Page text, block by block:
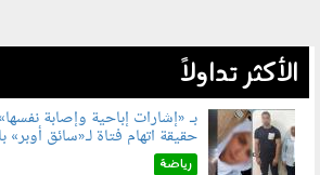
الأكثر تداولاً
060804.jpg
بـ «إشارات إباحية وإصابة
حقيقة اتهام فتاة لـ«سائق
رياضة